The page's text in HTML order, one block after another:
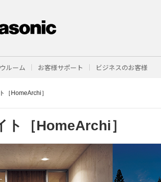
ルーム お客様サポート ビジネスのお客様
［HomeArchi］
ト［HomeArchi］